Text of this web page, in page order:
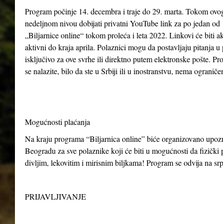
Program počinje 14. decembra i traje do 29. marta. Tokom
nedeljnom nivou dobijati privatni YouTube link za po jedan
„Biljarnice online“ tokom proleća i leta 2022. Linkovi će biti
aktivni do kraja aprila. Polaznici mogu da postavljaju pitanja
isključivo za ove svrhe ili direktno putem elektronske pošte.
se nalazite, bilo da ste u Srbiji ili u inostranstvu, nema
Mogućnosti plaćanja
Na kraju programa “Biljarnica online” biće organizovano
Beogradu za sve polaznike koji će biti u mogućnosti da
divljim, lekovitim i mirisnim biljkama! Program se odvija na
PRIJAVLJIVANJE